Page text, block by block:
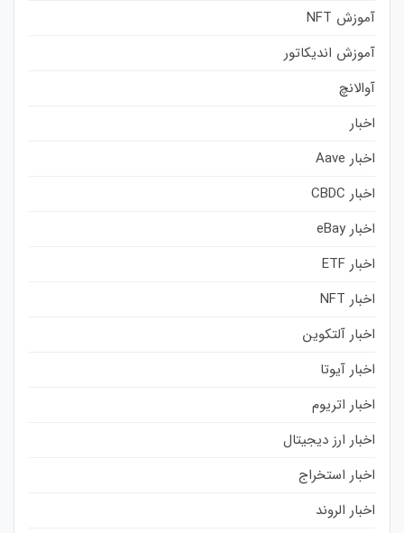
آموزش NFT
آموزش اندیکاتور
آوالانچ
اخبار
اخبار Aave
اخبار CBDC
اخبار eBay
اخبار ETF
اخبار NFT
اخبار آلتکوین
اخبار آیوتا
اخبار اتریوم
اخبار ارز دیجیتال
اخبار استخراج
اخبار الروند